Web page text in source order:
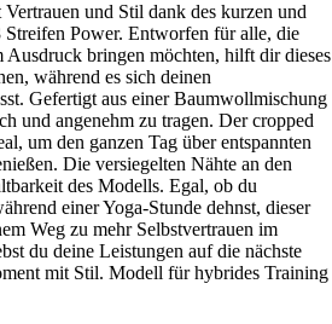
und Stil dank des kurzen und
Power. Entworfen für alle, die
bringen möchten, hilft dir dieses
während es sich deinen
Gefertigt aus einer Baumwollmischung
und angenehm zu tragen. Der cropped
um den ganzen Tag über entspannten
Die versiegelten Nähte an den
des Modells. Egal, ob du
einer Yoga-Stunde dehnst, dieser
Weg zu mehr Selbstvertrauen im
du deine Leistungen auf die nächste
mit Stil. Modell für hybrides Training